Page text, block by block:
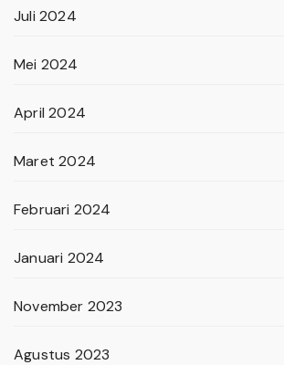
Juli 2024
Mei 2024
April 2024
Maret 2024
Februari 2024
Januari 2024
November 2023
Agustus 2023